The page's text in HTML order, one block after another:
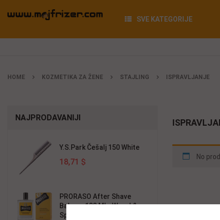
SVE KATEGORIJE
HOME KOZMETIKA ZA ŽENE STAJLING ISPRAVLJANJE
NAJPRODAVANIJI
Y.S.Park Češalj 150 White
18,71 $
PRORASO After Shave
Balzam 100 Ml - Wood &
Spice
No